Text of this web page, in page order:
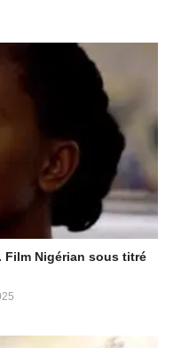
Film Nigérian sous titré